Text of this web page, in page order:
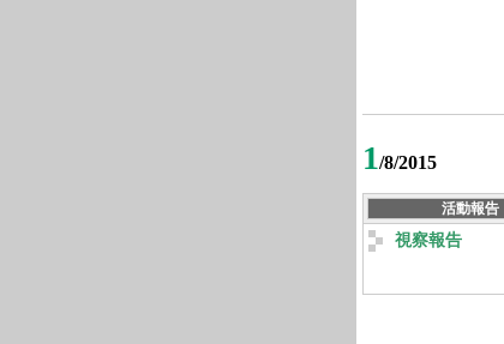
1/8/2015
活動報告
視察報告